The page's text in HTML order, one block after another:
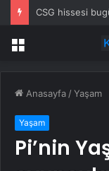
CSG hissesi
Menü
Anasayfa /Yaşam
Yaşam
Pi’nin